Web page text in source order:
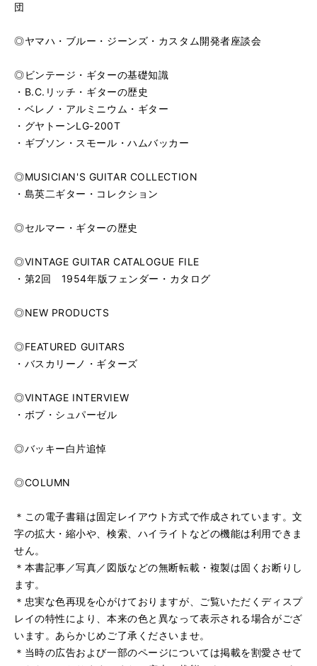
団
◎ヤマハ・ブルー・ジーンズ・カスタム開発者座談会
◎ビンテージ・ギターの基礎知識
・B.C.リッチ・ギターの歴史
・ベレノ・アルミニウム・ギター
・グヤトーンLG-200T
・ギブソン・スモール・ハムバッカー
◎MUSICIAN'S GUITAR COLLECTION
・島英二ギター・コレクション
◎セルマー・ギターの歴史
◎VINTAGE GUITAR CATALOGUE FILE
・第2回 1954年版フェンダー・カタログ
◎NEW PRODUCTS
◎FEATURED GUITARS
・バスカリーノ・ギターズ
◎VINTAGE INTERVIEW
・ボブ・シュパーゼル
◎バッキー白片追悼
◎COLUMN
＊この電子書籍は固定レイアウト方式で作成されています。文
字の拡大・縮小や、検索、ハイライトなどの機能は利用できま
せん。
＊本書記事／写真／図版などの無断転載・複製は固くお断りし
ます。
＊忠実な色再現を心がけておりますが、ご覧いただくディスプ
レイの特性により、本来の色と異なって表示される場合がござ
います。あらかじめご了承くださいませ。
＊当時の広告および一部のページについては掲載を割愛させて